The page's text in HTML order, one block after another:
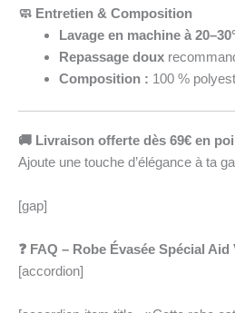
🧼 Entretien & Composition
Lavage en machine à
Repassage doux
Composition : 100 %
🚚 Livraison offerte dès 69€ en
Ajoute une touche d’élégance à ta
[gap]
❓ FAQ – Robe Évasée Spécial Aid
[accordion]